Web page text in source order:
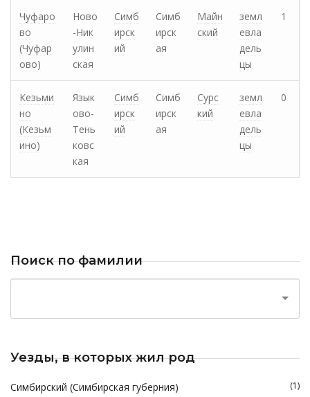
Чуфаро
во
(Чуфар
ово)
Ново
-Ник
улин
ская
Симб
ирск
ий
Симб
ирск
ая
Майн
ский
земл
евла
дель
цы
1
Кезьми
но
(Кезьм
ино)
Язык
ово-
Тень
ковс
кая
Симб
ирск
ий
Симб
ирск
ая
Сурс
кий
земл
евла
дель
цы
0
Поиск по фамилии
Уезды, в которых жил род
Симбирский (Симбирская губерния) (1)